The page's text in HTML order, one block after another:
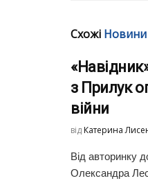
Схожі Новини
з Прилук
війни
від Катерина
Від авторинку
Олександра